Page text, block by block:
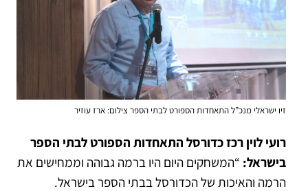
זיו ישראלי מנכ”ל התאחדות הספורט לבתי הספר צילום: ארז עוזיר
רועי לוין רכז כדורסל התאחדות הספורט לבתי הספר
בישראל: “המשחקים היום היו ברמה גבוהה וממחישים את
הרמה והאיכות של הכדורסל בבתי הספר בישראל.